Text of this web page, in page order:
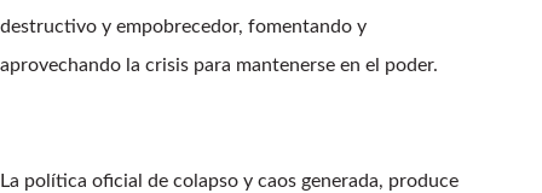
destructivo y empobrecedor, fomentando y
aprovechando la crisis para mantenerse en el poder.
La política oficial de colapso y caos generada, produce